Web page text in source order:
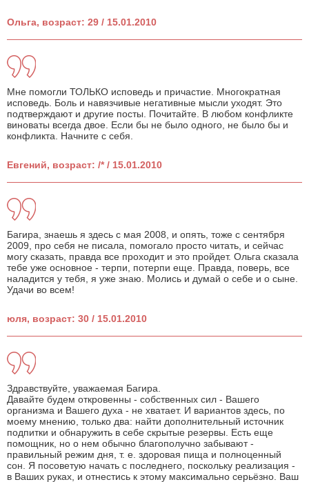
Ольга, возраст: 29 / 15.01.2010
Мне помогли ТОЛЬКО исповедь и причастие. Многократная
исповедь. Боль и навязчивые негативные мысли уходят. Это
подтверждают и другие посты. Почитайте. В любом конфликте
виноваты всегда двое. Если бы не было одного, не было бы и
конфликта. Начните с себя.
Евгений, возраст: /* / 15.01.2010
Багира, знаешь я здесь с мая 2008, и опять, тоже с сентября
2009, про себя не писала, помогало просто читать, и сейчас
могу сказать, правда все проходит и это пройдет. Ольга сказала
тебе уже основное - терпи, потерпи еще. Правда, поверь, все
наладится у тебя, я уже знаю. Молись и думай о себе и о сыне.
Удачи во всем!
юля, возраст: 30 / 15.01.2010
Здравствуйте, уважаемая Багира.
Давайте будем откровенны - собственных сил - Вашего
организма и Вашего духа - не хватает. И вариантов здесь, по
моему мнению, только два: найти дополнительный источник
подпитки и обнаружить в себе скрытые резервы. Есть еще
помощник, но о нем обычно благополучно забывают -
правильный режим дня, т. е. здоровая пища и полноценный
сон. Я посоветую начать с последнего, поскольку реализация -
в Ваших руках, и отнестись к этому максимально серьёзно. Ваш